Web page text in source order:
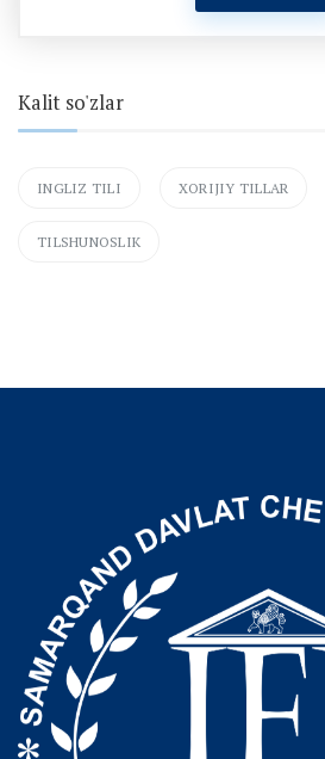
Kalit so'zlar
INGLIZ TILI XORIJIY TILLAR
TILSHUNOSLIK